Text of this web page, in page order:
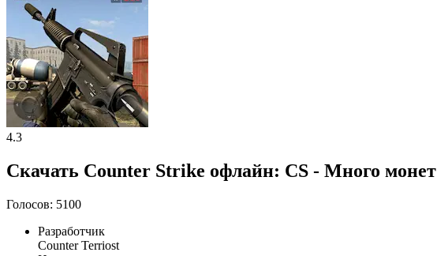
4.3
Скачать Counter Strike офлайн: CS - Много монет
Голосов: 5100
Разработчик
Counter Terriost